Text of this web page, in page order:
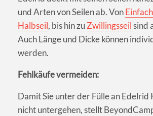
und Arten von Seilen ab. Von
Halbseil, bis hin zuZwillingsseilsind
Auch Länge und Dicke können
werden.
Fehlkäufe vermeiden:
Damit Sie unter der Fülle an
nicht untergehen, stellt